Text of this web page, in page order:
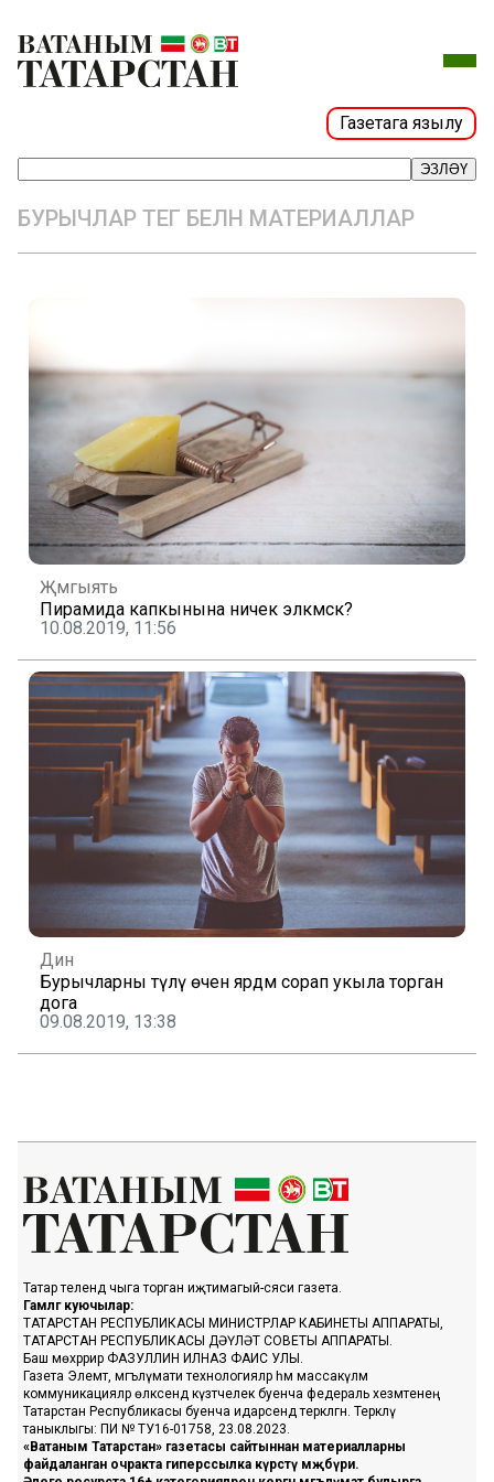
Газетага язылу
ЭЗЛӘҮ
БУРЫЧЛАР ТЕГ БЕЛӘН МАТЕРИАЛЛАР
Җәмгыять
Пирамида капкынына ничек эләкмәскә?
10.08.2019, 11:56
Дин
Бурычларны түләү өчен ярдәм сорап укыла торган
дога
09.08.2019, 13:38
Татар телендә чыга торган иҗтимагый-сәяси газета.
Гамәлгә куючылар:
ТАТАРСТАН РЕСПУБЛИКАСЫ МИНИСТРЛАР КАБИНЕТЫ АППАРАТЫ,
ТАТАРСТАН РЕСПУБЛИКАСЫ ДӘҮЛӘТ СОВЕТЫ АППАРАТЫ.
Баш мөхәррир ФАЗУЛЛИН ИЛНАЗ ФАИС УЛЫ.
Газета Элемтә, мәгълүмати технологияләр һәм массакүләм
коммуникацияләр өлкәсендә күзәтчелек буенча федераль хезмәтенең
Татарстан Республикасы буенча идарәсендә теркәлгән. Теркәлү
таныклыгы: ПИ № ТУ16-01758, 23.08.2023.
«Ватаным Татарстан» газетасы сайтыннан материалларны
файдаланган очракта гиперссылка күрсәтү мәҗбүри.